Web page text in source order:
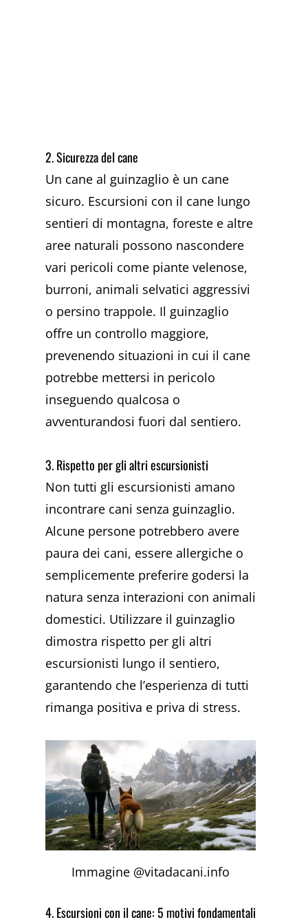
2. Sicurezza del cane
Un cane al guinzaglio è un cane
sicuro. Escursioni con il cane lungo
sentieri di montagna, foreste e altre
aree naturali possono nascondere
vari pericoli come piante velenose,
burroni, animali selvatici aggressivi
o persino trappole. Il guinzaglio
offre un controllo maggiore,
prevenendo situazioni in cui il cane
potrebbe mettersi in pericolo
inseguendo qualcosa o
avventurandosi fuori dal sentiero.
3. Rispetto per gli altri escursionisti
Non tutti gli escursionisti amano
incontrare cani senza guinzaglio.
Alcune persone potrebbero avere
paura dei cani, essere allergiche o
semplicemente preferire godersi la
natura senza interazioni con animali
domestici. Utilizzare il guinzaglio
dimostra rispetto per gli altri
escursionisti lungo il sentiero,
garantendo che l’esperienza di tutti
rimanga positiva e priva di stress.
Immagine @vitadacani.info
4. Escursioni con il cane: 5 motivi fondamentali